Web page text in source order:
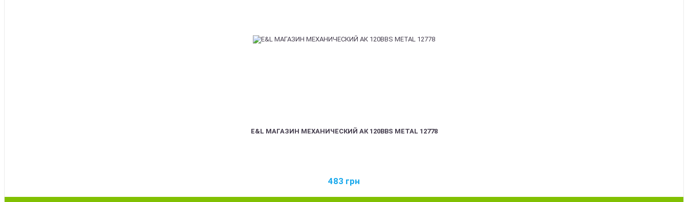
E&L МАГАЗИН МЕХАНИЧЕСКИЙ АК 120BBS METAL 12778
483 грн